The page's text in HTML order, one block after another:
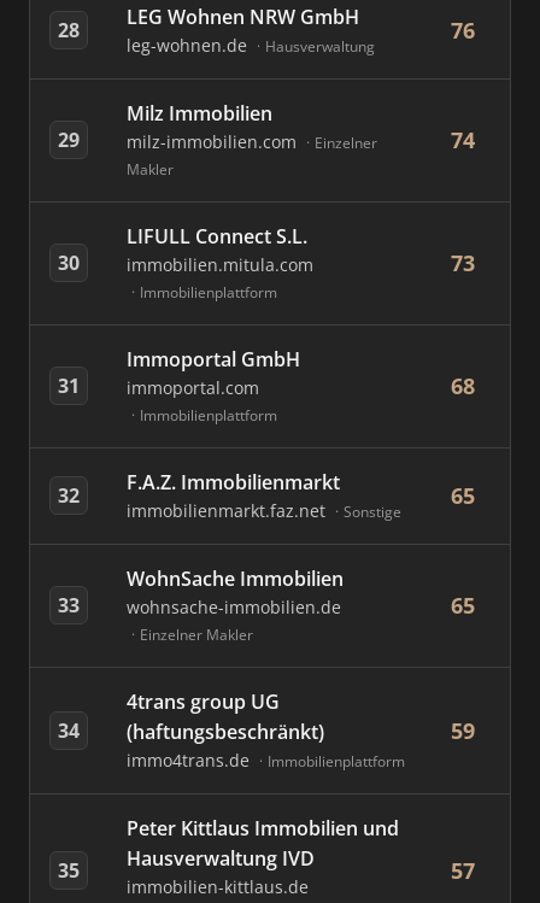
28 LEG Wohnen NRW GmbH
leg-wohnen.de Hausverwaltung
76
29
Milz Immobilien
milz-immobilien.com
Einzelner
Makler
74
30
LIFULL Connect S.L.
immobilien.mitula.com
Immobilienplattform
73
31
Immoportal GmbH
immoportal.com
Immobilienplattform
68
32 F.A.Z. Immobilienmarkt
immobilienmarkt.faz.net Sonstige
65
33
WohnSache Immobilien
wohnsache-immobilien.de
Einzelner Makler
65
34
4trans group UG
(haftungsbeschränkt)
immo4trans.de Immobilienplattform
59
35
Peter Kittlaus Immobilien und
Hausverwaltung IVD
immobilien-kittlaus.de
57